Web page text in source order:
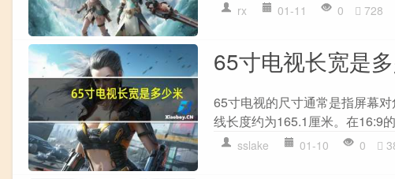
rx 01-11 0 728
65寸电视长宽是
65寸电视的尺寸通常是指屏幕
线长度约为165.1厘米。在16:9
sslake 01-10 0